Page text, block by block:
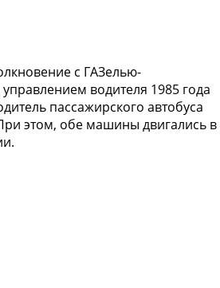
с ГАЗелью-
водителя 1985 года
пассажирского автобуса
этом, обе машины двигались в